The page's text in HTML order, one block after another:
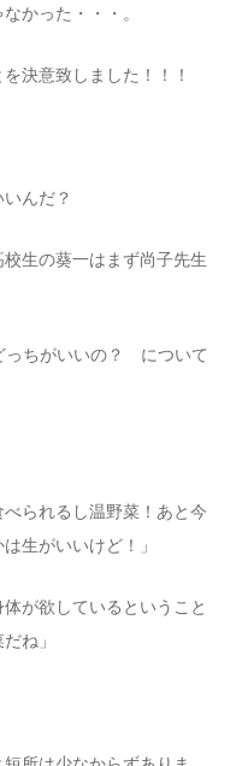
かった・・・。
決意致しました！！！
んだ？
生の葵一はまず尚子先生
ちがいいの？ について
られるし温野菜！あと今
生がいいけど！」
が欲しているということ
ね」